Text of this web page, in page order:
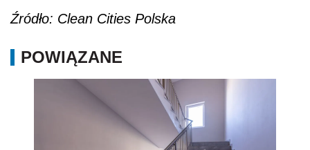
Źródło: Clean Cities Polska
POWIĄZANE